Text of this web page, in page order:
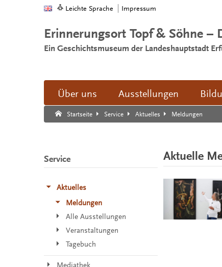
Leichte Sprache Impressum
Erinnerungsort Topf & Söhne –
Ein Geschichtsmuseum der Landeshauptstadt
Über uns Ausstellungen
Startseite Service Aktuelles Meldungen
Suche:
Suche Ende.
Aktuelle
Service
Aktuelles
Meldungen
Alle Ausstellungen
Veranstaltungen
Tagebuch